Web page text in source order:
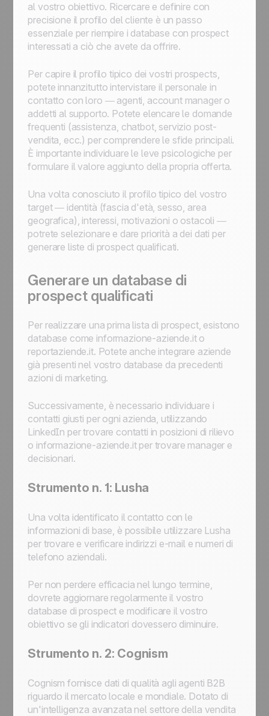
al vostro obiettivo. Ricercare e definire con
precisione il profilo del cliente è un passo
essenziale per riempire i database con prospect
interessati a ciò che avete da offrire.
Per capire il profilo tipico dei vostri prospects,
potete innanzitutto intervistare il personale in
contatto con loro — agenti, account manager o
addetti al supporto. Potete elencare le domande
frequenti (assistenza, chatbot, servizio post-
vendita, ecc.) per comprendere le sfide principali.
È importante individuare le leve psicologiche per
formulare il valore aggiunto della propria offerta.
Una volta conosciuto il profilo tipico del vostro
target — identità (fascia d'età, sesso, area
geografica), interessi, motivazioni o ostacoli —
potrete selezionare e dare priorità a dei dati per
generare liste di prospect qualificati.
Generare un database di
prospect qualificati
Per realizzare una prima lista di prospect, esistono
database come informazione-aziende.it o
reportaziende.it. Potete anche integrare aziende
già presenti nel vostro database da precedenti
azioni di marketing.
Successivamente, è necessario individuare i
contatti giusti per ogni azienda, utilizzando
LinkedIn per trovare contatti in posizioni di rilievo
o informazione-aziende.it per trovare manager e
decisionari.
Strumento n. 1: Lusha
Una volta identificato il contatto con le
informazioni di base, è possibile utilizzare Lusha
per trovare e verificare indirizzi e-mail e numeri di
telefono aziendali.
Per non perdere efficacia nel lungo termine,
dovrete aggiornare regolarmente il vostro
database di prospect e modificare il vostro
obiettivo se gli indicatori dovessero diminuire.
Strumento n. 2: Cognism
Cognism fornisce dati di qualità agli agenti B2B
riguardo il mercato locale e mondiale. Dotato di
un'intelligenza avanzata nel settore della vendita